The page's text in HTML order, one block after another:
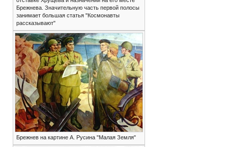
Брежнева. Значительную часть первой полосы
занимает большая статья "Космонавты
рассказывают"
Брежнев на картине А. Русина "Малая Земля"